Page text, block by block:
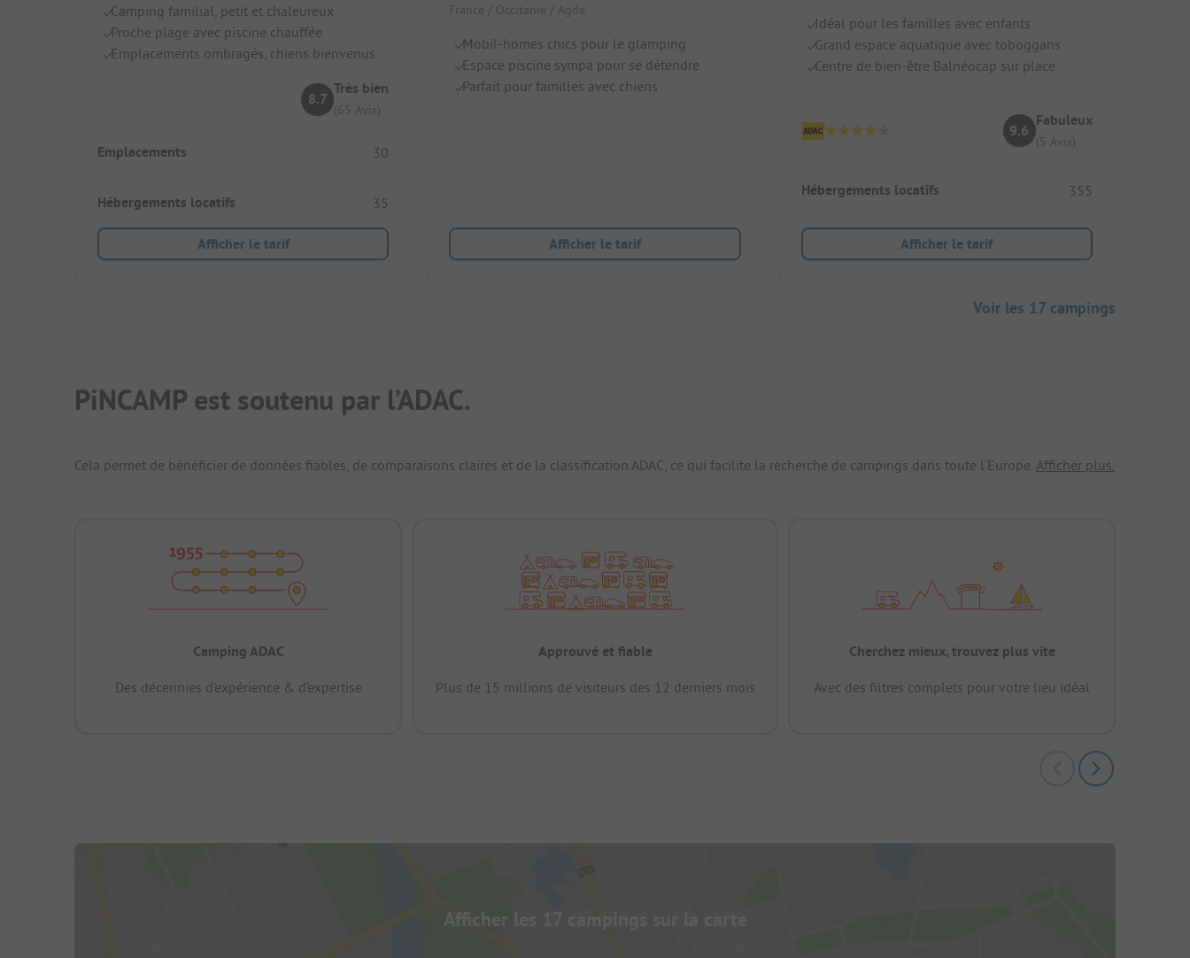
Camping familial, petit et chaleureux
Proche plage avec piscine chauffée
Emplacements ombragés, chiens bienvenus
8.7
Très bien
(65 Avis)
Emplacements 30
Hébergements locatifs 35
Afficher le tarif
France / Occitanie / Agde
Mobil-homes chics pour le glamping
Espace piscine sympa pour se détendre
Parfait pour familles avec chiens
Afficher le tarif
Idéal pour les familles avec enfants
Grand espace aquatique avec toboggans
Centre de bien-être Balnéocap sur place
9.6
Fabuleux
(5 Avis)
Hébergements locatifs 355
Afficher le tarif
Voir les 17 campings
PiNCAMP est soutenu par l’ADAC.
Cela permet de bénéficier de données fiables, de comparaisons claires et de la classification ADAC, ce qui facilite la recherche de campings dans toute l'Europe. Afficher plus.
Camping ADAC
Des décennies d’expérience & d’expertise
Approuvé et fiable
Plus de 15 millions de visiteurs des 12 derniers mois
Cherchez mieux, trouvez plus vite
Avec des filtres complets pour votre lieu idéal
Afficher les 17 campings sur la carte